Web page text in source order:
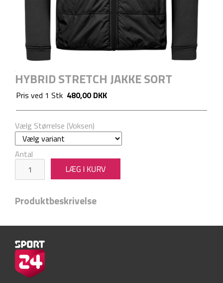
HYBRID STRETCH JAKKE SORT
Pris ved 1 Stk 480,00 DKK
Vælg Størrelse (Voksen)
Antal
Produktbeskrivelse